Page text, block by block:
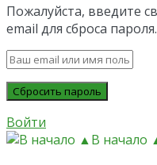
Пожалуйста, введите
email для сброса пароля.
Войти
В начало